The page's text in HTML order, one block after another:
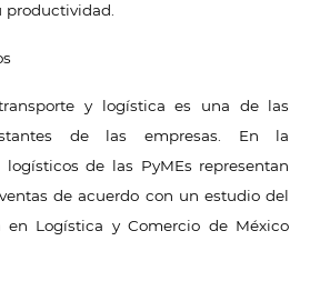
productividad.
y logística es una de las
de las empresas. En la
de las PyMEs representan
de acuerdo con un estudio del
en Logística y Comercio de México